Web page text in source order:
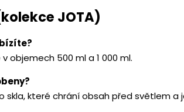
JOTA)
objemech 500 ml a 1 000 ml.
skla, které chrání obsah před světlem